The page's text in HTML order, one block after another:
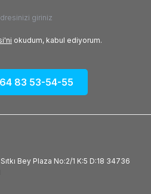
okudum, kabul ediyorum.
83 53-54-55
Bey Plaza No:2/1 K:5 D:18 34736